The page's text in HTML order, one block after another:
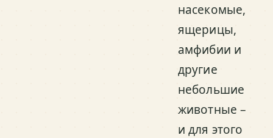
насекомые,
ящерицы,
амфибии и
другие
небольшие
животные –
и для этого